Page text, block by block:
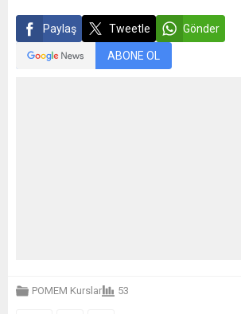
Paylaş Tweetle Gönder
ABONE OL
POMEM Kurslar 53